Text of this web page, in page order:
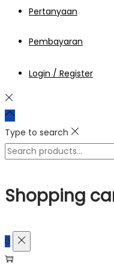
Pertanyaan
Pembayaran
Login / Register
Type to search
Shopping
0